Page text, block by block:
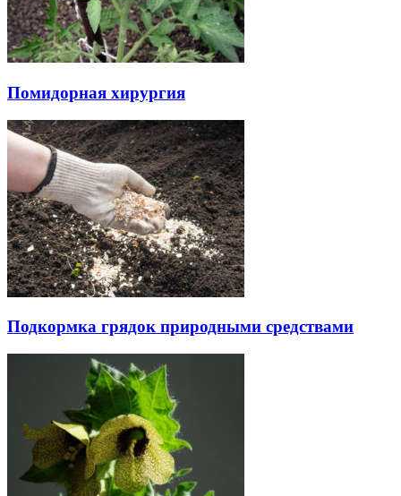
Помидорная хирургия
Подкормка грядок природными средствами